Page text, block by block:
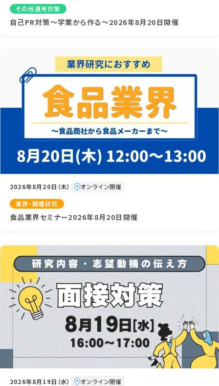
その他選考対策
自己PR対策～学業から作る～2026年8月20日開催
2026年8月20日（木） オンライン開催
業界・職種研究
食品業界セミナー2026年8月20日開催
2026年8月19日（水） オンライン開催